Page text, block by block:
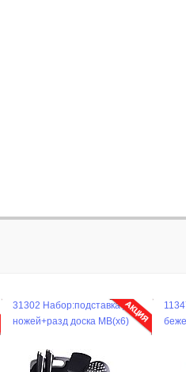
31302 Набор:подставка для
ножей+разд доска MB(х6)